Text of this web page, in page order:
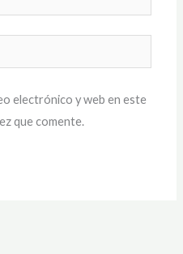
electrónico y web en este
que comente.